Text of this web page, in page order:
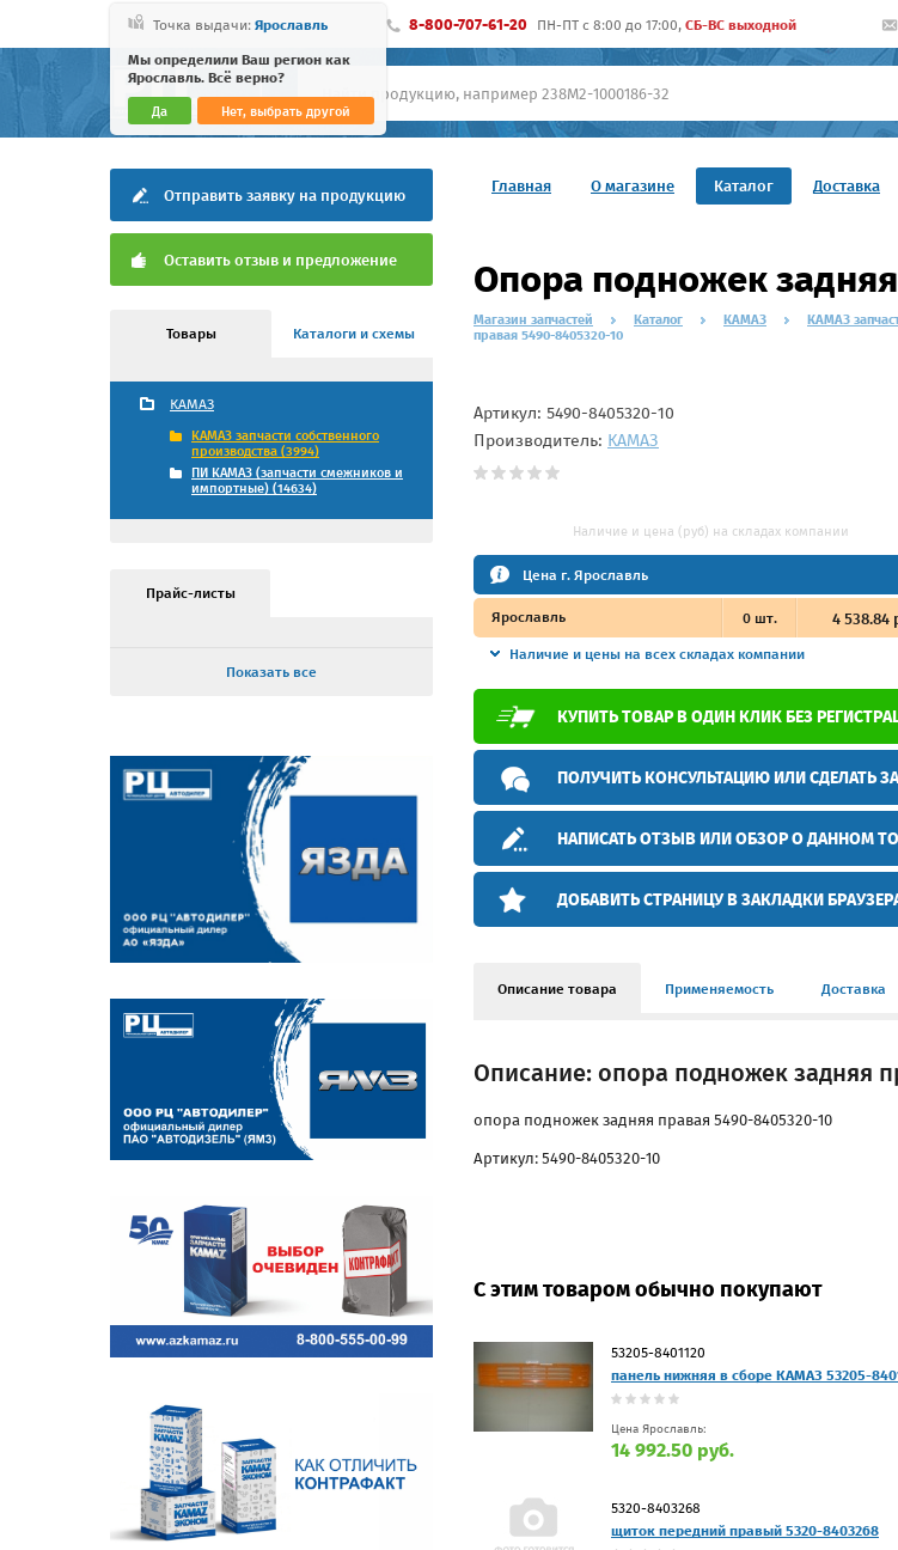
Точка выдачи: Ярославль
Мы определили Ваш регион как
Ярославль. Всё верно?
Да Нет, выбрать другой
8-800-707-61-20 ПН-ПТ c 8:00 до 17:00, СБ-ВС выходной
Главная О магазине Каталог Доставка
Отправить заявку на продукцию
Оставить отзыв и предложение
Товары Каталоги и схемы
КАМАЗ
КАМАЗ запчасти собственного
производства (3994)
ПИ КАМАЗ (запчасти смежников и
импортные) (14634)
Прайс-листы
Показать все
Опора подножек
Магазин запчастей Каталог КАМАЗ КАМАЗ
правая 5490-8405320-10
Артикул: 5490-8405320-10
Производитель: КАМАЗ
Наличие и цена (руб) на складах компании
Цена г. Ярославль
Ярославль 0шт. 4 538.84
Наличие и цены на всех складах компании
КУПИТЬ ТОВАР В ОДИН КЛИК БЕЗ
ПОЛУЧИТЬ КОНСУЛЬТАЦИЮ ИЛИ СДЕЛАТЬ
НАПИСАТЬ ОТЗЫВ ИЛИ ОБЗОР О ДАННОМ
ДОБАВИТЬ СТРАНИЦУ В ЗАКЛАДКИ
Описание товара Применяемость Доставка
Описание: опора подножек задняя
опора подножек задняя правая 5490-8405320-10
Артикул: 5490-8405320-10
С этим товаром обычно покупают
53205-8401120
панель нижняя в сборе КАМАЗ 53205-
Цена Ярославль:
14 992.50 руб.
5320-8403268
щиток передний правый 5320-8403268